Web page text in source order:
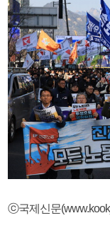
ⓒ국제신문